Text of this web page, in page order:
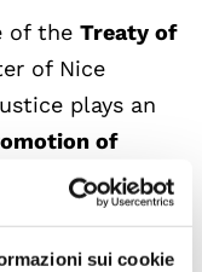
sui cookie
of the Treaty of
of Nice
plays an
of
of EU law.